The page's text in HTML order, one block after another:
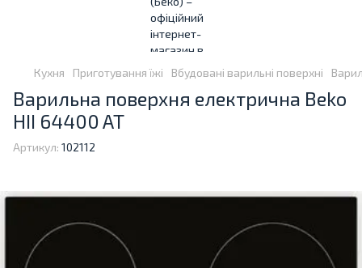
Кухня Приготування їжі Вбудовані варильні поверхні
Варильна поверхня електрична Beko
HII 64400 AT
Артикул: 102112